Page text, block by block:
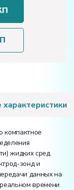
характеристики
компактное
жидких сред.
зонд и
данных на
времени